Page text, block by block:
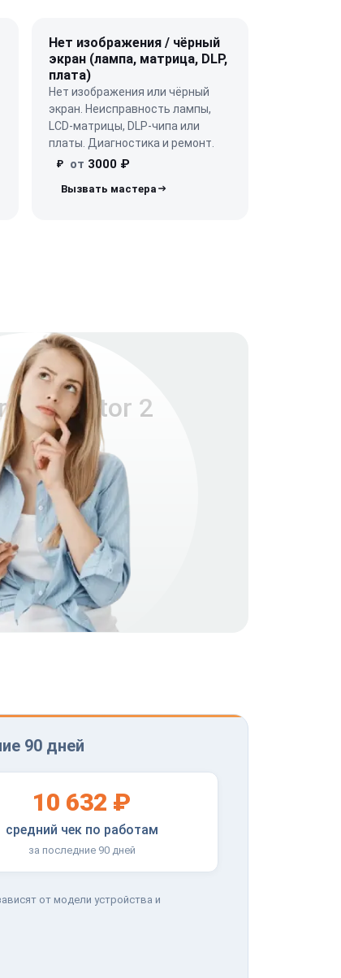
Нет изображения / чёрный
экран (лампа, матрица, DLP,
плата)
Нет изображения или чёрный
экран. Неисправность лампы,
LCD-матрицы, DLP-чипа или
платы. Диагностика и ремонт.
₽ от 3000 ₽
Projector 2
90 дней
10 632 ₽
средний чек по работам
за последние 90 дней
от модели устройства и